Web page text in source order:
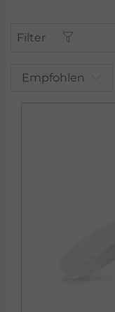
Filter
Empfohlen